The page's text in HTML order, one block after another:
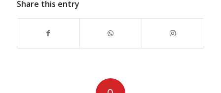
Share this entry